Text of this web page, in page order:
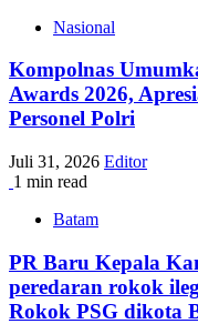
Nasional
Kompolnas
Awards 2026,
Personel Polri
Juli 31, 2026 Editor
1 min read
Batam
PR Baru Kepala
peredaran rokok
Rokok PSG dikota